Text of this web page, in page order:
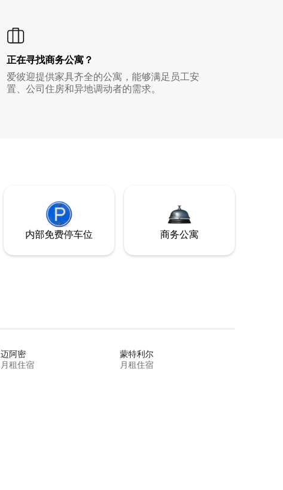
正在寻找商务公寓？
爱彼迎提供家具齐全的公寓，能够满足员工安
置、公司住房和异地调动者的需求。
内部免费停车位 商务公寓
迈阿密
月租住宿
蒙特利尔
月租住宿